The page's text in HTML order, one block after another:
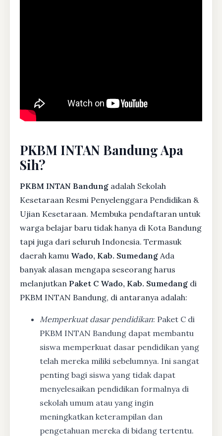
PKBM INTAN Bandung Apa
Sih?
PKBM INTAN Bandung adalah Sekolah
Kesetaraan Resmi Penyelenggara Pendidikan &
Ujian Kesetaraan. Membuka pendaftaran untuk
warga belajar baru tidak hanya di Kota Bandung
tapi juga dari seluruh Indonesia. Termasuk
daerah kamu Wado, Kab. Sumedang Ada
banyak alasan mengapa seseorang harus
melanjutkan Paket C Wado, Kab. Sumedang di
PKBM INTAN Bandung, di antaranya adalah:
Memperkuat dasar pendidikan: Paket C di
PKBM INTAN Bandung dapat membantu
siswa memperkuat dasar pendidikan yang
telah mereka miliki sebelumnya. Ini sangat
penting bagi siswa yang tidak dapat
menyelesaikan pendidikan formalnya di
sekolah umum atau yang ingin
meningkatkan keterampilan dan
pengetahuan mereka di bidang tertentu.